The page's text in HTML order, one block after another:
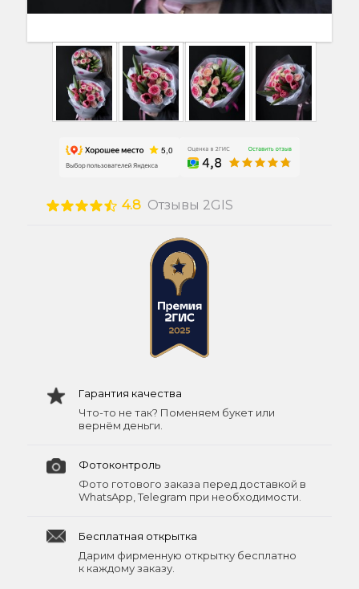
4.8 Отзывы 2GIS
Гарантия качества
Что-то не так? Поменяем букет или
вернём деньги.
Фотоконтроль
Фото готового заказа перед доставкой в
WhatsApp, Telegram при необходимости.
Бесплатная открытка
Дарим фирменную открытку бесплатно
к каждому заказу.